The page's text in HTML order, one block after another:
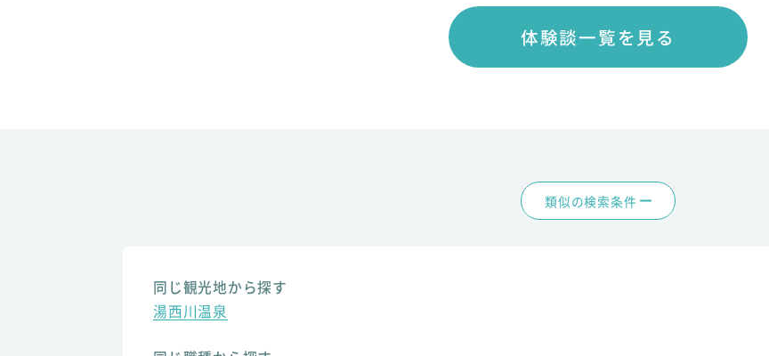
体験談一覧を見る
類似の検索条件
同じ観光地から探す
湯西川温泉